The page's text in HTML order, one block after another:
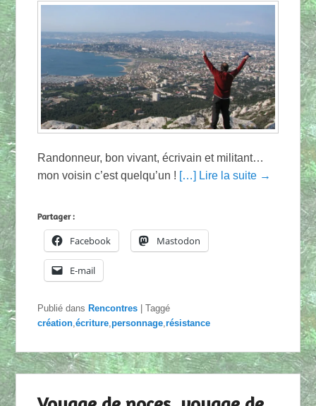
Randonneur, bon vivant, écrivain et militant…
mon voisin c’est quelqu’un ! […] Lire la suite →
Partager :
Facebook Mastodon
E-mail
Publié dans Rencontres |Taggé
création,écriture,personnage,résistance